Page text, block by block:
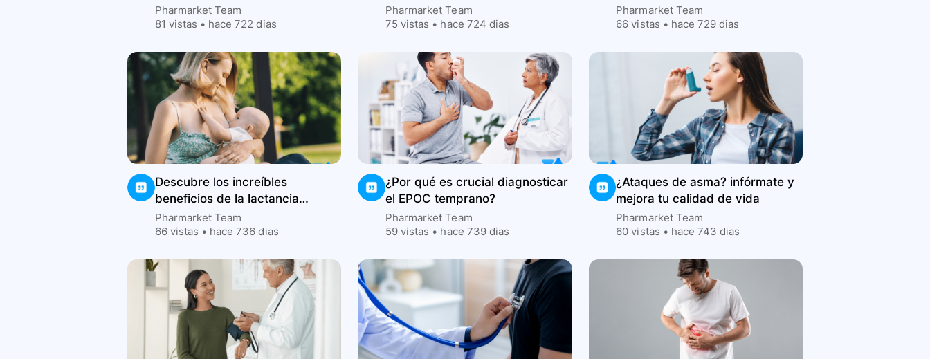
complicaciones
Pharmarket Team
81 vistas • hace 722 dias
Pharmarket Team
75 vistas • hace 724 dias
Pharmarket Team
66 vistas • hace 729 dias
Descubre los increíbles
beneficios de la lactancia
materna para tu bebé
Pharmarket Team
66vistas • hace 736 dias
¿Por qué es crucial diagnosticar
el EPOC temprano?
Pharmarket Team
59 vistas • hace 739 dias
¿Ataques de asma? infórmate y
mejora tu calidad de vida
Pharmarket Team
60 vistas • hace 743 dias